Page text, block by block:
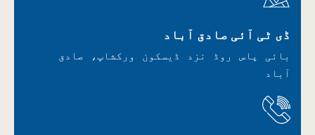
ڈی ٹی آئی صادق آباد
بائی پاس روڈ نزد ڈیسکون ورکشاپ، صادق
آباد